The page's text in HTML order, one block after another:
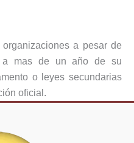
a pesar de
mas de un año de su
o leyes secundarias
oficial.